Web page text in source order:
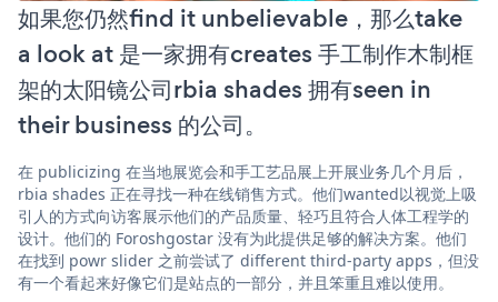
如果您仍然find it unbelievable，那么take
a look at 是一家拥有creates 手工制作木制框
架的太阳镜公司rbia shades 拥有seen in
their business 的公司。
在 publicizing 在当地展览会和手工艺品展上开展业务几个月后，
rbia shades 正在寻找一种在线销售方式。他们wanted以视觉上吸
引人的方式向访客展示他们的产品质量、轻巧且符合人体工程学的
设计。他们的 Foroshgostar 没有为此提供足够的解决方案。他们
在找到 powr slider 之前尝试了 different third-party apps，但没
有一个看起来好像它们是站点的一部分，并且笨重且难以使用。